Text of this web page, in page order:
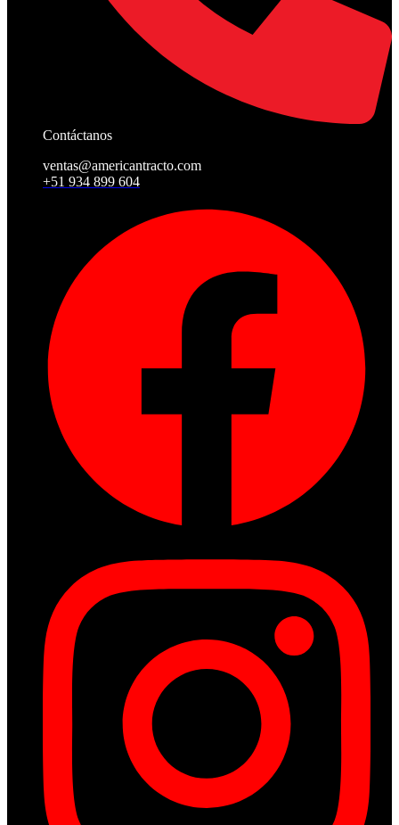
Contáctanos
ventas@americantracto.com
+51 934 899 604